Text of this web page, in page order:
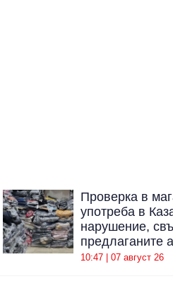
Проверка в
употреба в
нарушение,
предлаганите
10:47 | 07 август 26